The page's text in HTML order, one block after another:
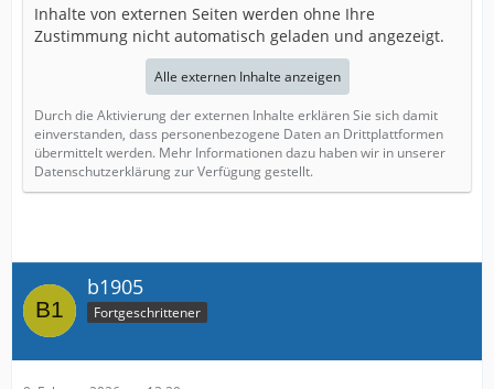
Inhalte von externen Seiten werden ohne Ihre
Zustimmung nicht automatisch geladen und angezeigt.
Alle externen Inhalte anzeigen
Durch die Aktivierung der externen Inhalte erklären Sie sich damit
einverstanden, dass personenbezogene Daten an Drittplattformen
übermittelt werden. Mehr Informationen dazu haben wir in unserer
Datenschutzerklärung zur Verfügung gestellt.
b1905
Fortgeschrittener